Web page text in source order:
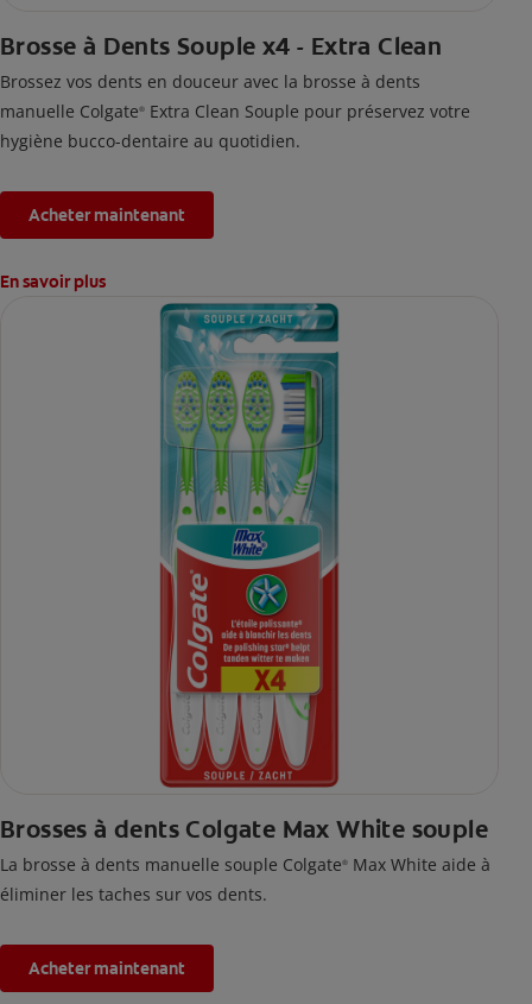
Brosse à Dents Souple x4 - Extra Clean
Brossez vos dents en douceur avec la brosse à dents
manuelle Colgate® Extra Clean Souple pour préservez votre
hygiène bucco-dentaire au quotidien.
Acheter maintenant
En savoir plus
Brosses à dents Colgate Max White souple
La brosse à dents manuelle souple Colgate® Max White aide à
éliminer les taches sur vos dents.
Acheter maintenant